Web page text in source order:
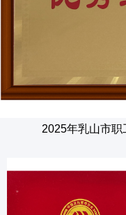
2025年乳山市职